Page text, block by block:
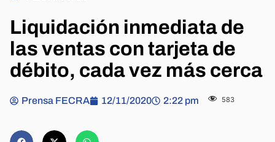
Liquidación inmediata de
las ventas con tarjeta de
débito, cada vez más cerca
Prensa FECRA 12/11/2020 2:22 pm 583